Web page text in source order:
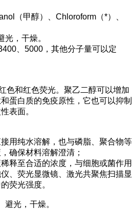
（甲醇）、Chloroform（*）、
光，干燥。
、5000，其他分子量可以定
色和红色荧光。聚乙二醇可以增加
蛋白质的免疫原性，它也可以抑制
表面。
用纯水溶解，也与磷脂、聚合物等
确保材料溶解澄清；
释至合适的浓度，与细胞或菌作用
、荧光显微镜、激光共聚焦扫描显
荧光强度。
避光，干燥。